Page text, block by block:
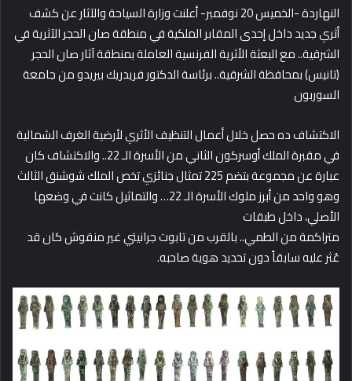
النهاردة -الخميس 20 نوفمبر- أعلنت وزارة السياحة والآثار عن كشف
أثري جديد داخل إحدى المقابر الملكية في منطقة صان الحجر الآثرية في
الشرقية.. معالبعثة الأثرية الفرنسية العاملة بمنطقة آثار صان الحجر
(تانيس) بمحافظة الشرقية.. برئاسة الدكتور فريدريك بيريدو من جامعة
السوربون
الاكتشاف ده حصل خلال أعمال التنظيف الأثري لأرضية الغرف الشمالية
في مقبرة الملك أوسركون الثاني من الأسرة الـ 22.. والاكتشاف كان
عبارة عن مجموعة بتضم 225 تمثال جنائزي تخص الملك شوشنق الثالث
وهو واحد من أبرز ملوك الأسرة الـ 22… والتماثيل كانت
في وضعها
الأصلي، داخل طبقات
متراكمة من الطمي.. بالقرب من تابوت جرانيتي غير منقوش كان قد
عُثر عليه سابقاً دون تحديد هوية صاحبه.